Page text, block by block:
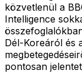
közvetlenül a
Intelligence
Dél-Koreáról és
pontosan